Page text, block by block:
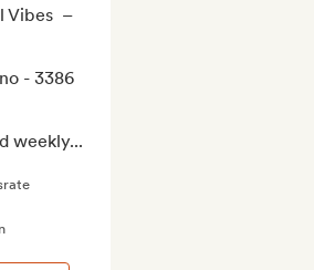
Vibes  –
- 3386
weekly...